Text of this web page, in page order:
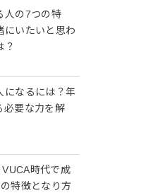
人の7つの特
にいたいと思わ
？
になるには？年
必要な力を解
VUCA時代で成
特徴となり方